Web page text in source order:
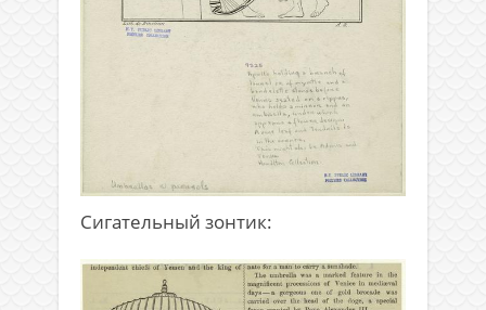
Сигательный зонтик: